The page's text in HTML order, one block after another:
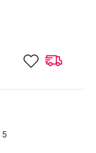
5